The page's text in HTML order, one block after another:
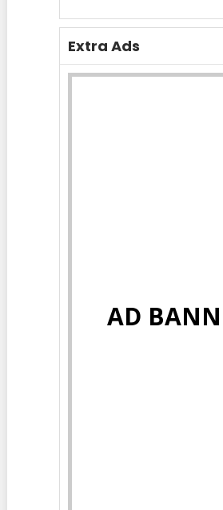
Extra Ads
AD